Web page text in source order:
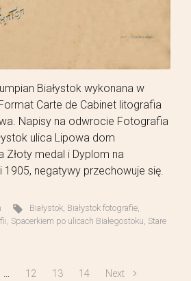
Białystok wykonana w
Carte de Cabinet litografia
Napisy na odwrocie Fotografia
ulica Lipowa dom
Złoty medal i Dyplom na
1905, negatywy przechowuje się.
Białystok, Białystok fotografie,
, Spacerkiem po ulicach Białegostoku, Stare
… 12 13 14 Next